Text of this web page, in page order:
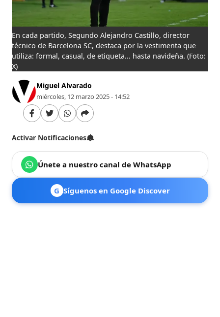
En cada partido, Segundo Alejandro Castillo, director
técnico de Barcelona SC, destaca por la vestimenta que
utiliza: formal, casual, de etiqueta... hasta navideña. (Foto:
X)
Miguel Alvarado
miércoles, 12 marzo 2025 - 14:52
Activar Notificaciones
Únete a nuestro canal de WhatsApp
G Síguenos en Google Discover